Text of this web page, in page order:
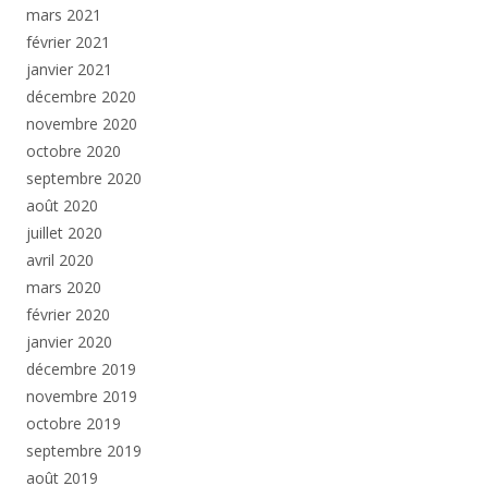
mars 2021
février 2021
janvier 2021
décembre 2020
novembre 2020
octobre 2020
septembre 2020
août 2020
juillet 2020
avril 2020
mars 2020
février 2020
janvier 2020
décembre 2019
novembre 2019
octobre 2019
septembre 2019
août 2019